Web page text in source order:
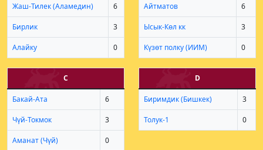
Жаш-Тилек (Аламедин) 6
Бирлик 3
Алайку 0
Айтматов 6
Ысык-Көл кк 3
Күзөт полку (ИИМ) 0
C
Бакай-Ата 6
Чүй-Токмок 3
Аманат (Чүй) 0
D
Биримдик (Бишкек) 3
Толук-1 0